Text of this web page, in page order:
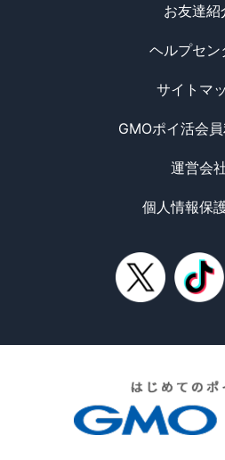
お友達紹
ヘルプセン
サイトマ
GMOポイ活会
運営会
個人情報保